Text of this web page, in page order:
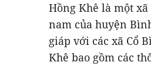
Hồng Khê là một
nam của huyện
giáp với các xã Cổ
Khê bao gồm các